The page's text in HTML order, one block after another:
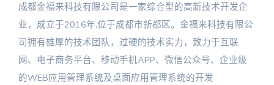
成都金福来科技有限公司是一家综合型的高新技术开发企
业，成立于2016年,位于成都市新都区。金福来科技有限公
司拥有雄厚的技术团队，过硬的技术实力，致力于互联
网、电子商务平台、移动手机APP、微信公众号、企业级
的WEB应用管理系统及桌面应用管理系统的开发